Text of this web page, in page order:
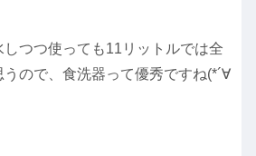
つつ使っても11リットルでは全
ので、食洗器って優秀ですね(*´∀